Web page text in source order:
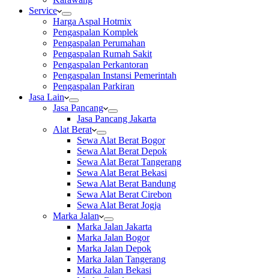
Service
Harga Aspal Hotmix
Pengaspalan Komplek
Pengaspalan Perumahan
Pengaspalan Rumah Sakit
Pengaspalan Perkantoran
Pengaspalan Instansi Pemerintah
Pengaspalan Parkiran
Jasa Lain
Jasa Pancang
Jasa Pancang Jakarta
Alat Berat
Sewa Alat Berat Bogor
Sewa Alat Berat Depok
Sewa Alat Berat Tangerang
Sewa Alat Berat Bekasi
Sewa Alat Berat Bandung
Sewa Alat Berat Cirebon
Sewa Alat Berat Jogja
Marka Jalan
Marka Jalan Jakarta
Marka Jalan Bogor
Marka Jalan Depok
Marka Jalan Tangerang
Marka Jalan Bekasi